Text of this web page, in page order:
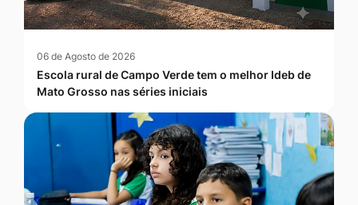
06 de Agosto de 2026
Escola rural de Campo Verde tem o melhor Ideb de
Mato Grosso nas séries iniciais